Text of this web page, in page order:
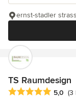
ernst-stadler
TS Raumdesign
Durchschnittliche
5,0 (3